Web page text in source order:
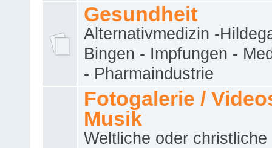
Gesundheit
Alternativmedizin -
Bingen - Impfungen -
- Pharmaindustrie
Fotogalerie /
Musik
Weltliche oder christliche